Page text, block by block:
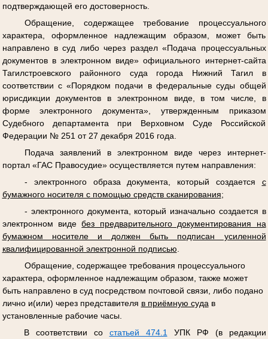
подтверждающей его достоверность.
Обращение, содержащее требование процессуального
характера, оформленное надлежащим образом, может быть
направлено в суд либо через раздел «Подача процессуальных
документов в электронном виде» официального интернет-сайта
Тагилстроевского районного суда города Нижний Тагил в
соответствии с «Порядком подачи в федеральные суды общей
юрисдикции документов в электронном виде, в том числе, в
форме электронного документа», утвержденным приказом
Судебного департамента при Верховном Суде Российской
Федерации № 251 от 27 декабря 2016 года.
Подача заявлений в электронном виде через интернет-
портал «ГАС Правосудие» осуществляется путем направления:
- электронного образа документа, который создается с
бумажного носителя с помощью средств сканирования;
- электронного документа, который изначально создается в
электронном видебез предварительного документирования на
бумажном носителе и должен быть подписан усиленной
квалифицированной электронной подписью
Обращение, содержащее требования процессуального
характера, оформленное надлежащим образом, также может
быть направлено в суд посредством почтовой связи, либо подано
лично и(или) через представителя в приёмную суда в
установленные рабочие часы.
В соответствии со статьей 474.1
УПК РФ (в редакции